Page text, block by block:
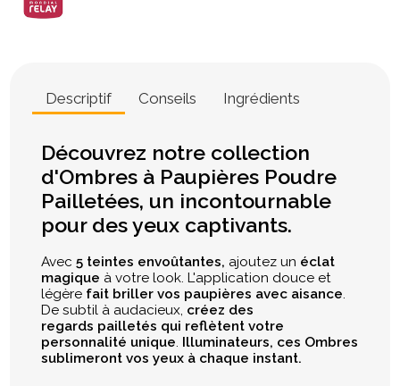
Descriptif Conseils Ingrédients
Découvrez notre collection
d'Ombres à Paupières Poudre
Pailletées, un incontournable
pour des yeux captivants.
Avec5 teintes envoûtantes, ajoutez un éclat
magique à votre look. L'application douce et
légère fait briller vos paupières avec aisance.
De subtil à audacieux, créez des
regards pailletés qui reflètent votre
personnalité unique. Illuminateurs, ces Ombres
sublimeront vos yeux à chaque instant.